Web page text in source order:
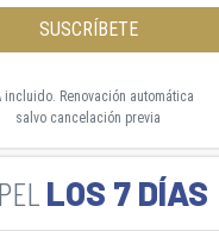
SUSCRÍBETE
incluido. Renovación automática
salvo cancelación previa
LOS 7 DÍAS